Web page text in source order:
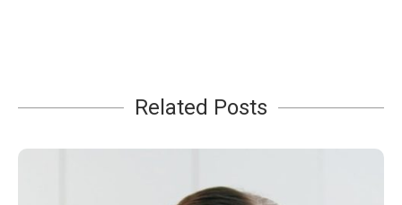
Related Posts